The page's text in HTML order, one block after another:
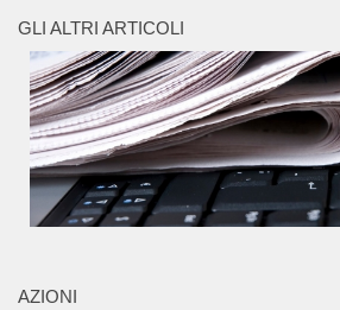
GLI ALTRI ARTICOLI
AZIONI